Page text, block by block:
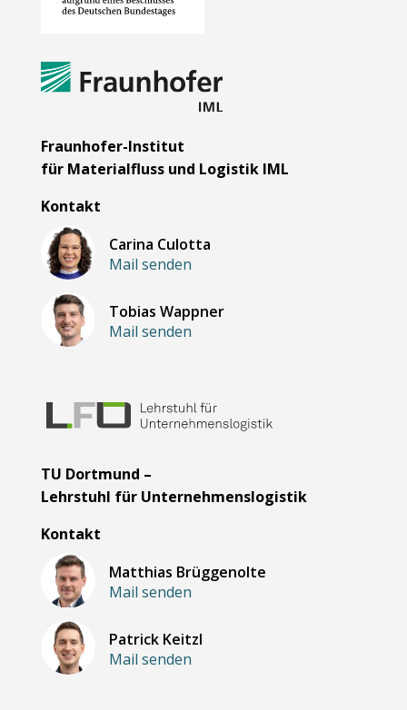
Fraunhofer-Institut
für Materialfluss und Logistik IML
Kontakt
Carina Culotta
Mail senden
Tobias Wappner
Mail senden
TU Dortmund –
Lehrstuhl für Unternehmenslogistik
Kontakt
Matthias Brüggenolte
Mail senden
Patrick Keitzl
Mail senden